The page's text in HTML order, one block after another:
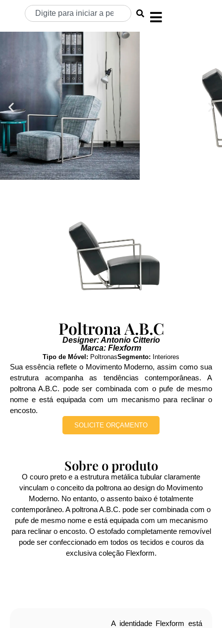
Poltrona A.B.C
Designer: Antonio Citterio
Marca: Flexform
Tipo de Móvel: PoltronasSegmento: Interiores
Sua essência reflete o Movimento Moderno, assim como sua
estrutura acompanha as tendências contemporâneas. A
poltrona A.B.C. pode ser combinada com o pufe de mesmo
nome e está equipada com um mecanismo para reclinar o
encosto.
SOLICITE ORÇAMENTO
Sobre o produto
O couro preto e a estrutura metálica tubular claramente
vinculam o conceito da poltrona ao design do Movimento
Moderno. No entanto, o assento baixo é totalmente
contemporâneo. A poltrona A.B.C. pode ser combinada com o
pufe de mesmo nome e está equipada com um mecanismo
para reclinar o encosto. O estofado completamente removível
pode ser confeccionado em todos os tecidos e couros da
exclusiva coleção Flexform.
A identidade Flexform está